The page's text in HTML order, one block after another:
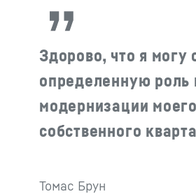
Здорово, что я могу
определенную роль
модернизации моего
собственного
Томас Брун